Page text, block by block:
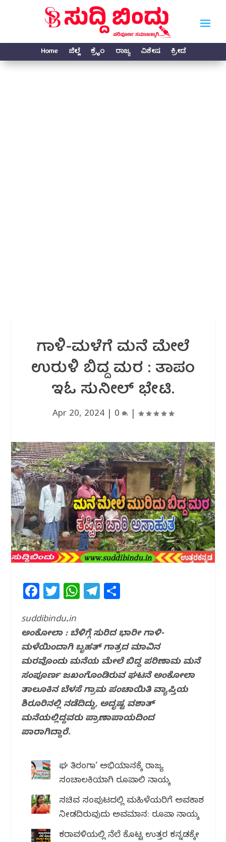
Home ಜಿಲ್ಲೆ ಕ್ರೈಂ ರಾಜ್ಯ ವಿಶೇಷ ಕ್ರೀಡೆ
ಗಾಳಿ-ಮಳೆಗೆ ಮನೆ ಮೇಲೆ
ಉರುಳಿ ಬಿದ್ದ ಮರ : ತಾಪಂ
ಇಓ ಸುನೀಲ್ ಭೇಟಿ.
Apr 20, 2024 0
F
c
e
b
o
o
k
T
itt
e
r
W
at
s
A
p
p
T
e
g
ra
m
ar
e
suddibindu.in
ಅಂಕೋಲಾ : ಬೆಳಿಗ್ಗೆ ಸುರಿದ ಭಾರೀ ಗಾಳಿ-
ಮಳೆಯಿಂದಾಗಿ ಬೃಹತ್ ಗಾತ್ರದ ಮಾವಿನ
ಮರವೊಂದು ಮನೆಯ ಮೇಲೆ ಬಿದ್ದ ಪರಿಣಾಮ ಮನೆ
ಸಂಪೂರ್ಣ ಜಖಂಗೊಂಡಿರುವ ಘಟನೆ ಅಂಕೋಲಾ
ತಾಲೂಕಿನ ಬೆಳಸೆ ಗ್ರಾಮ ಪಂಚಾಯಿತಿ ವ್ಯಾಪ್ತಿಯ
ಶಿರೂರಿನಲ್ಲಿ ನಡೆದಿದ್ದು, ಅದೃಷ್ಟ ವಶಾತ್
ಮನೆಯಲ್ಲಿದ್ದವರು ಪ್ರಾಣಾಪಾಯದಿಂದ
ಪಾರಾಗಿದ್ದಾರೆ.
ಘರ್ ತಿರಂಗಾ’ ಅಭಿಯಾನಕ್ಕೆ ರಾಜ್ಯ
ಸಂಚಾಲಕಿಯಾಗಿ ರೂಪಾಲಿ ನಾಯ್ಕ
ಸಚಿವ ಸಂಪುಟದಲ್ಲಿ ಮಹಿಳೆಯರಿಗೆ ಅವಕಾಶ
ನೀಡದಿರುವುದು ಅವಮಾನ: ರೂಪಾ ನಾಯ್ಕ
ಕರಾವಳಿಯಲ್ಲಿ ನೆಲೆ ಕೊಟ್ಟ ಉತ್ತರ ಕನ್ನಡಕ್ಕೇ